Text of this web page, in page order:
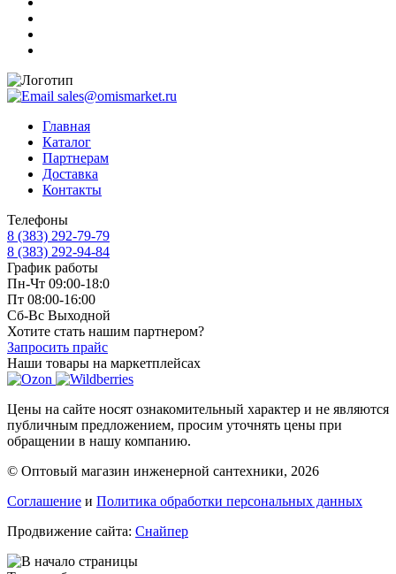
sales@omismarket.ru
Главная
Каталог
Партнерам
Доставка
Контакты
Телефоны
8 (383) 292-79-79
8 (383) 292-94-84
График работы
Пн-Чт 09:00-18:0
Пт 08:00-16:00
Сб-Вс Выходной
Хотите стать нашим партнером?
Запросить прайс
Наши товары на маркетплейсах
Цены на сайте носят ознакомительный характер и не являются
публичным предложением, просим уточнять цены при
обращении в нашу компанию.
© Оптовый магазин инженерной сантехники, 2026
Соглашение и Политика обработки персональных данных
Продвижение сайта: Снайпер